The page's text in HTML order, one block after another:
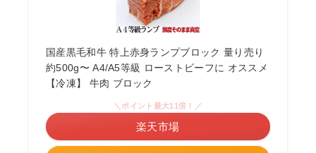
国産黒毛和牛 特上赤身ランプブロック 量り売り
約500g〜 A4/A5等級 ローストビーフに オススメ
【冷凍】 牛肉 ブロック
＼ポイント最大11倍！／
楽天市場